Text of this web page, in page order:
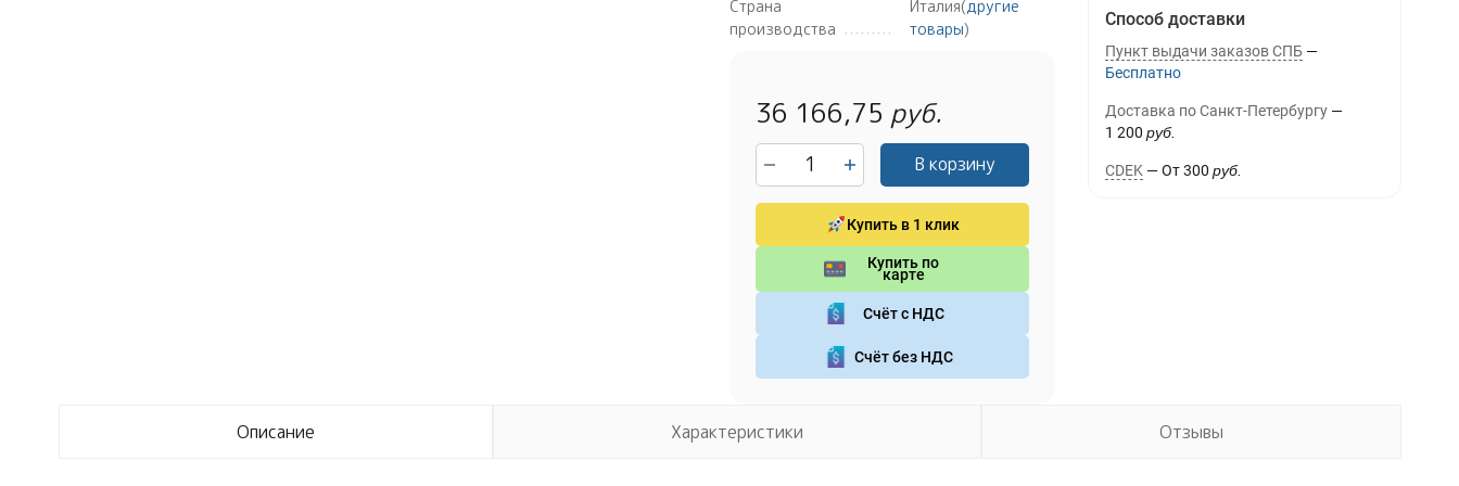
Страна
производства
Италия(другие
товары)
36 166,75 руб.
В корзину
Купить в 1 клик
Купить по
карте
Счёт с НДС
Счёт без НДС
Способ доставки
Пункт выдачи заказов СПБ
Бесплатно
Доставка по Санкт-Петербургу
1 200 руб.
CDEK От 300 руб.
Описание Характеристики Отзывы